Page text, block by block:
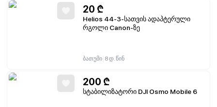
20 ₾
Helios 44-3-სათვის ადაპტერული
რგოლი Canon-ზე
ბათუმი 8 დ. წინ
200 ₾
სტაბილიზატორი DJI Osmo Mobile 6